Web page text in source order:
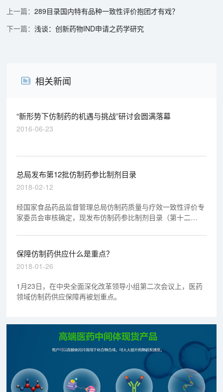
289目录国内特有品种一致性评价抱团才有戏？
浅谈：创新药物IND申请之药学研究
相关新闻
“新形势下仿制药的机遇与挑战”研讨会圆满落幕
2016-06-23
总局发布第12批仿制药参比制剂目录
2018-02-12
经国家食品药品监督管理总局仿制药质量与疗效一致性评价专
家委员会审核确定，现发布仿制药参比制剂目录（第十二
保障仿制药供应什么是重点？
2018-01-26
1月23日，在中央全面深化改革领导小组第二次会议上，医药
领域仿制药供应保障再被划重点。